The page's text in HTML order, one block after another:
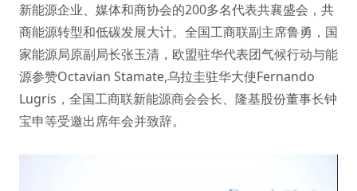
新能源企业、媒体和商协会的200多名代表共襄盛会，共
商能源转型和低碳发展大计。全国工商联副主席鲁勇，国
家能源局原副局长张玉清，欧盟驻华代表团气候行动与能
源参赞Octavian Stamate,乌拉圭驻华大使Fernando
Lugris，全国工商联新能源商会会长、隆基股份董事长钟
宝申等受邀出席年会并致辞。